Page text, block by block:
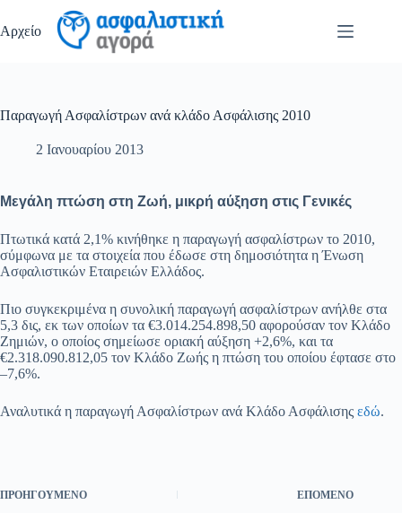
στο
περιεχόμενο
Αρχείο
Παραγωγή Ασφαλίστρων ανά κλάδο Ασφάλισης 2010
2 Ιανουαρίου 2013
Μεγάλη πτώση στη Ζωή, μικρή αύξηση στις Γενικές
Πτωτικά κατά 2,1% κινήθηκε η παραγωγή ασφαλίστρων το 2010,
σύμφωνα με τα στοιχεία που έδωσε στη δημοσιότητα η Ένωση
Ασφαλιστικών Εταιρειών Ελλάδος.
Πιο συγκεκριμένα η συνολική παραγωγή ασφαλίστρων ανήλθε στα
5,3 δις, εκ των οποίων τα €3.014.254.898,50 αφορούσαν τον Κλάδο
Ζημιών, ο οποίος σημείωσε οριακή αύξηση +2,6%, και τα
€2.318.090.812,05 τον Κλάδο Ζωής η πτώση του οποίου έφτασε στο
–7,6%.
Αναλυτικά η παραγωγή Ασφαλίστρων ανά Κλάδο Ασφάλισης εδώ.
ΠΡΟΗΓΟΎΜΕΝΟ ΕΠΌΜΕΝΟ